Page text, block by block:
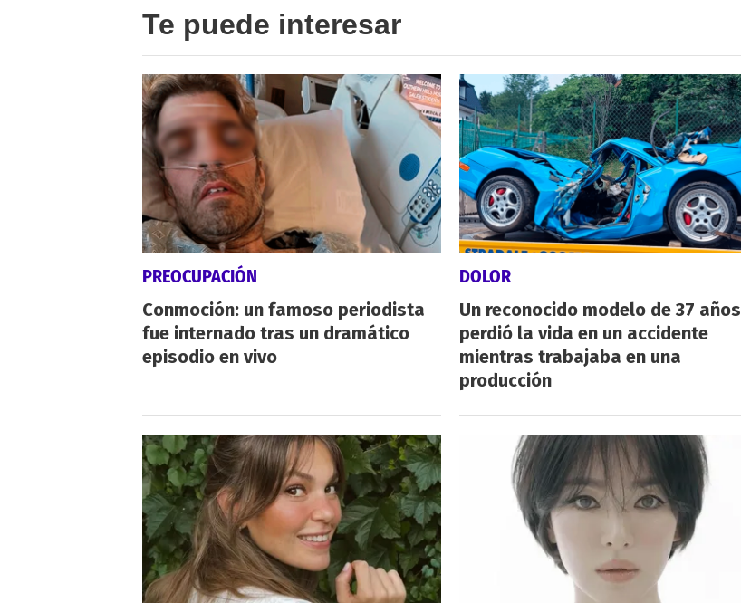
Te puede interesar
PREOCUPACIÓN
Conmoción: un famoso periodista
fue internado tras un dramático
episodio en vivo
DOLOR
Un reconocido modelo de 37 años
perdió la vida en un accidente
mientras trabajaba en una
producción